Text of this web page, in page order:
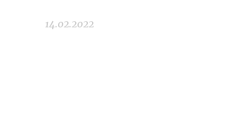
14.02.2022